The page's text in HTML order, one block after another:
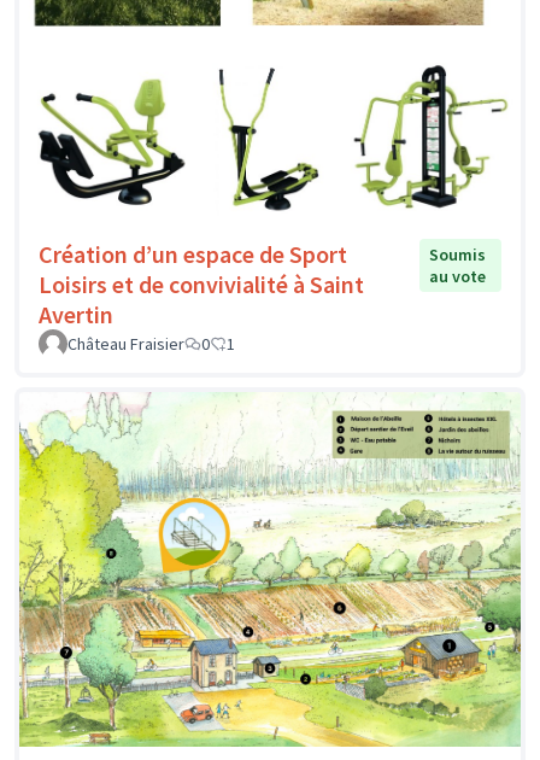
Création d’un espace de Sport
Loisirs et de convivialité à Saint
Avertin
Soumis
au vote
Château Fraisier 0 1